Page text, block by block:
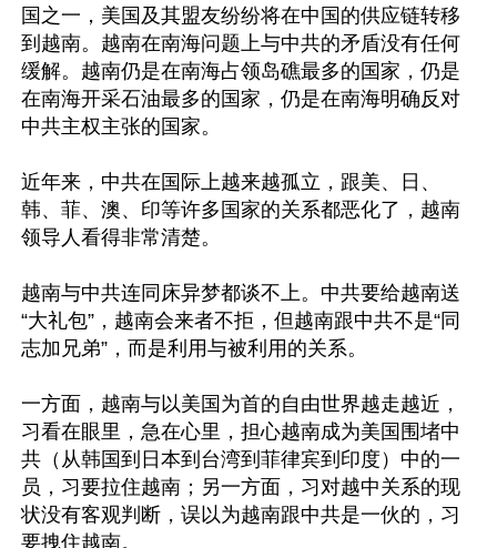
国之一，美国及其盟友纷纷将在中国的供应链转移
到越南。越南在南海问题上与中共的矛盾没有任何
缓解。越南仍是在南海占领岛礁最多的国家，仍是
在南海开采石油最多的国家，仍是在南海明确反对
中共主权主张的国家。
近年来，中共在国际上越来越孤立，跟美、日、
韩、菲、澳、印等许多国家的关系都恶化了，越南
领导人看得非常清楚。
越南与中共连同床异梦都谈不上。中共要给越南送
“大礼包”，越南会来者不拒，但越南跟中共不是“同
志加兄弟”，而是利用与被利用的关系。
一方面，越南与以美国为首的自由世界越走越近，
习看在眼里，急在心里，担心越南成为美国围堵中
共（从韩国到日本到台湾到菲律宾到印度）中的一
员，习要拉住越南；另一方面，习对越中关系的现
状没有客观判断，误以为越南跟中共是一伙的，习
要拽住越南。